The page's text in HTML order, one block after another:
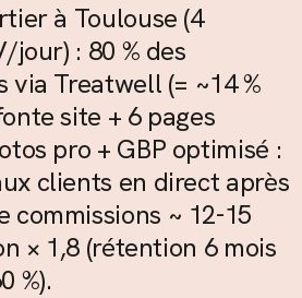
à Toulouse (4
jour) : 80 % des
Treatwell (= ~14 %
site + 6 pages
pro + GBP optimisé :
clients en direct après
commissions ~ 12-15
× 1,8 (rétention 6 mois
%).